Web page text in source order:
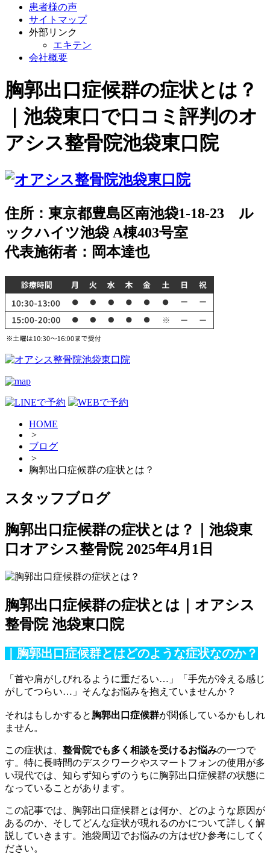
患者様の声
サイトマップ
外部リンク
エキテン
会社概要
胸郭出口症候群の症状とは？
｜池袋東口で口コミ評判のオ
アシス整骨院池袋東口院
住所：東京都豊島区南池袋1-18-23 ル
ックハイツ池袋 A棟403号室
代表施術者：岡本達也
HOME
>
ブログ
>
胸郭出口症候群の症状とは？
スタッフブログ
胸郭出口症候群の症状とは？｜池袋東
口オアシス整骨院 2025年4月1日
胸郭出口症候群の症状とは｜オアシス
整骨院 池袋東口院
｜胸郭出口症候群とはどのような症状なのか？
「首や肩がしびれるように重だるい…」「手先が冷える感じ
がしてつらい…」そんなお悩みを抱えていませんか？
それはもしかすると 胸郭出口症候群が関係しているかもしれ
ません。
この症状は、 整骨院でも多く相談を受けるお悩みの一つで
す。特に長時間のデスクワークやスマートフォンの使用が多
い現代では、知らず知らずのうちに胸郭出口症候群の状態に
なっていることがあります。
この記事では、胸郭出口症候群とは何か、どのような原因が
あるのか、そしてどんな症状が現れるのかについて詳しく解
説していきます。池袋周辺でお悩みの方はぜひ参考にしてく
ださい。